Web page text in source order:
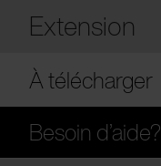
Extension
À télécharger
Besoin d’aide?